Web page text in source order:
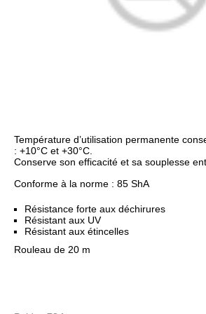
Température d’utilisation permanente
: +10°C et +30°C.
Conserve son efficacité et sa souplesse
Conforme à la norme : 85 ShA
Résistance forte aux déchirures
Résistant aux UV
Résistant aux étincelles
Rouleau de 20 m